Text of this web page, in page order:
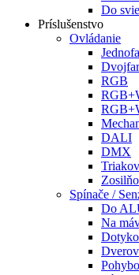
Do
Príslušenstvo
Ovládanie
RGB
DALI
DMX
Spínače /
Do
Na